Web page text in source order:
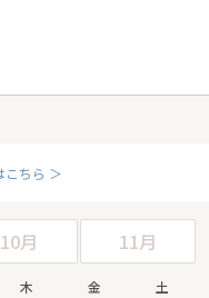
こちら ＞
10月 11月
木 金 土